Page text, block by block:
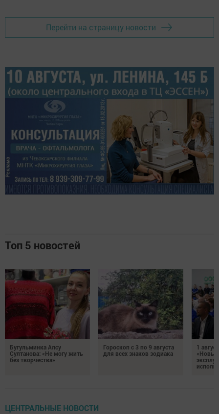
Перейти на страницу новости
Топ 5 новостей
Бугульминка Алсу
Султанова: «Не могу жить
без творчества»
Гороскоп с 3 по 9 августа
для всех знаков зодиака
1
«Новые
ЦЕНТРАЛЬНЫЕ НОВОСТИ